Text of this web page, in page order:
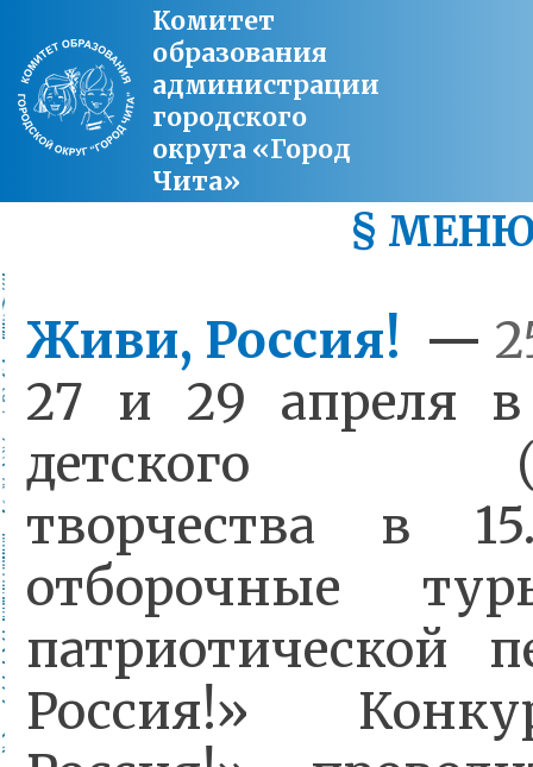
Комитет
образования
администрации
городского
округа «Город
Чита»
§
Живи, Россия! —
27 и 29 апреля в
детского
творчества в
отборочные
патриотической
Россия!»